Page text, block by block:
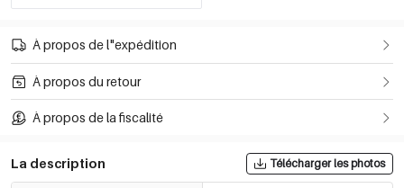
À propos de l"expédition
À propos du retour
À propos de la fiscalité
La description Télécharger les photos